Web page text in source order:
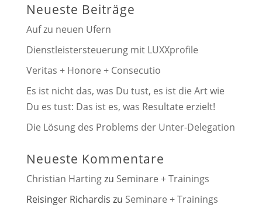
Neueste Beiträge
Auf zu neuen Ufern
Dienstleistersteuerung mit LUXXprofile
Veritas + Honore + Consecutio
Es ist nicht das, was Du tust, es ist die Art wie
Du es tust: Das ist es, was Resultate erzielt!
Die Lösung des Problems der Unter-Delegation
Neueste Kommentare
Christian Hartingzu Seminare + Trainings
Reisinger Richardis zu Seminare + Trainings